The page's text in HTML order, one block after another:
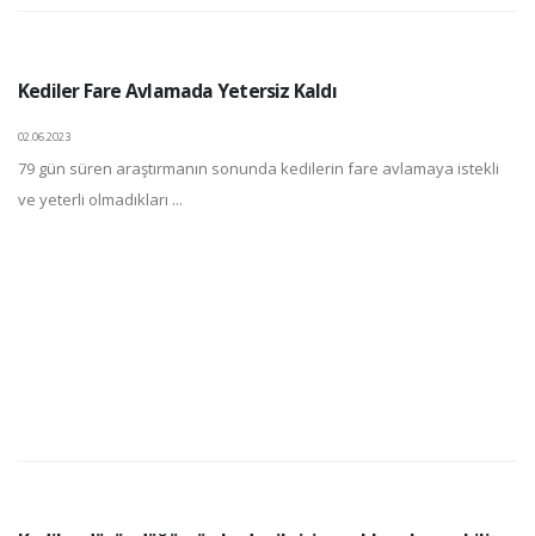
Kediler Fare Avlamada Yetersiz Kaldı
02.06.2023
79 gün süren araştırmanın sonunda kedilerin fare avlamaya istekli
ve yeterli olmadıkları ...